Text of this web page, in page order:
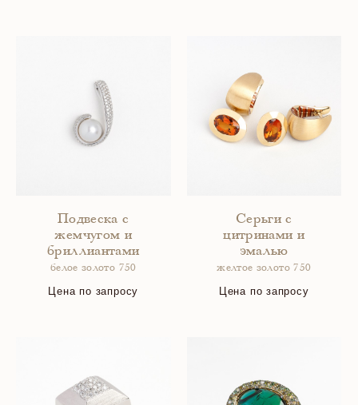
Подвеска с
жемчугом и
бриллиантами
белое золото 750
Цена по запросу
Серьги с
цитринами и
эмалью
желтое золото 750
Цена по запросу